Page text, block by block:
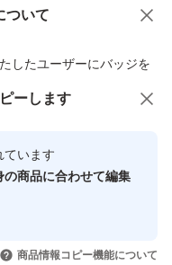
ついて
したユーザーにバッジを
全なユーザーです
了させた実績があります
商品への質問
ーします
ています
の商品に合わせて編集
商品情報コピー機能について